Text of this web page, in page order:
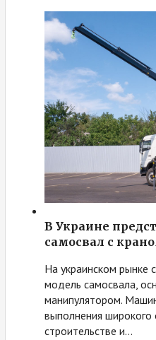
В Украине
самосвал с
На украинском рынке
модель самосвала,
манипулятором.
выполнения широкого
строительстве и…